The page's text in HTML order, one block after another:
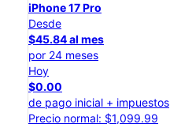
iPhone 17 Pro
Desde
$45.84 al mes
por 24 meses
Hoy
$0.00
de pago inicial + impuestos
Precio normal: $1,099.99